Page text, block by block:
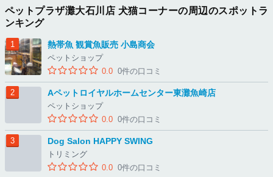
ペットプラザ灘大石川店 犬猫コーナーの周辺のスポットラ
ンキング
熱帯魚 観賞魚販売 小島商会
ペットショップ
0.0 0件の口コミ
Aペットロイヤルホームセンター東灘魚崎店
ペットショップ
0.0 0件の口コミ
Dog Salon HAPPY SWING
トリミング
0.0 0件の口コミ